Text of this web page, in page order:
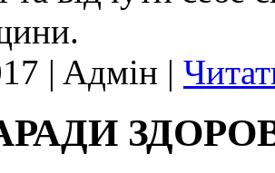
| Aдмін |